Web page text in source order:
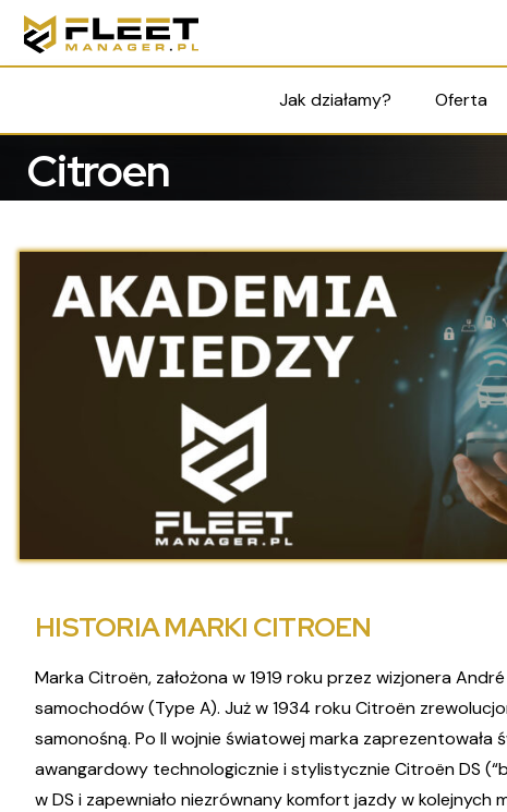
Jak działamy? Oferta
Citroen
HISTORIA MARKI CITROEN
Marka Citroën, założona w 1919 roku przez wizjonera
samochodów (Type A). Już w 1934 roku Citroën
samonośną. Po II wojnie światowej marka
awangardowy technologicznie i stylistycznie Citroën DS
w DS i zapewniało niezrównany komfort jazdy w kolejnych